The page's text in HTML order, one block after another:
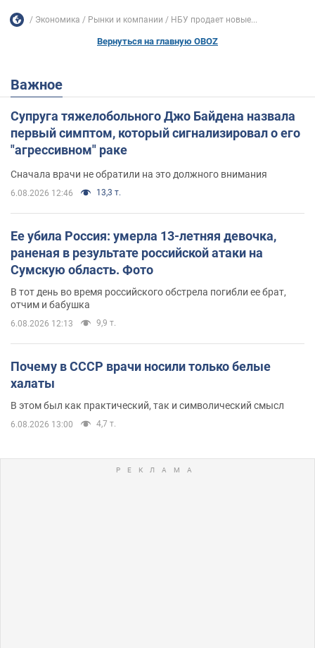
Экономика Рынки и компании НБУ продает новые...
Вернуться на главную OBOZ
Важное
Супруга тяжелобольного Джо Байдена назвала
первый симптом, который сигнализировал о его
"агрессивном" раке
Сначала врачи не обратили на это должного внимания
6.08.2026 12:46 13,3 т.
Ее убила Россия: умерла 13-летняя девочка,
раненая в результате российской атаки на
Сумскую область. Фото
В тот день во время российского обстрела погибли ее брат,
отчим и бабушка
6.08.2026 12:13 9,9 т.
Почему в СССР врачи носили только белые
халаты
В этом был как практический, так и символический смысл
6.08.2026 13:00 4,7 т.